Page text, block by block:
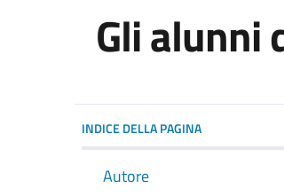
Gli alunni
INDICE DELLA PAGINA
Autore